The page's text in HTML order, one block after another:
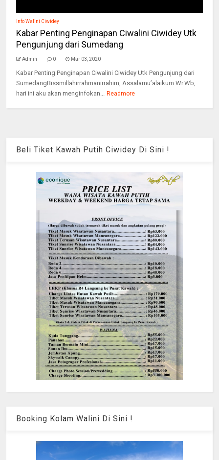
Info Walini Ciwidey
Kabar Penting Penginapan Ciwalini Ciwidey Utk
Pengunjung dari Sumedang
Admin 0 Mar 03, 2020
Kabar Penting Penginapan Ciwalini Ciwidey Utk Pengunjung dari
SumedangBissmillahirrahmanirrahim, Assalamu’alaikum Wr.Wb,
hari ini aku akan menginfokan... Readmore
Beli Tiket Kawah Putih Ciwidey Di Sini !
Booking Kolam Walini Di Sini !